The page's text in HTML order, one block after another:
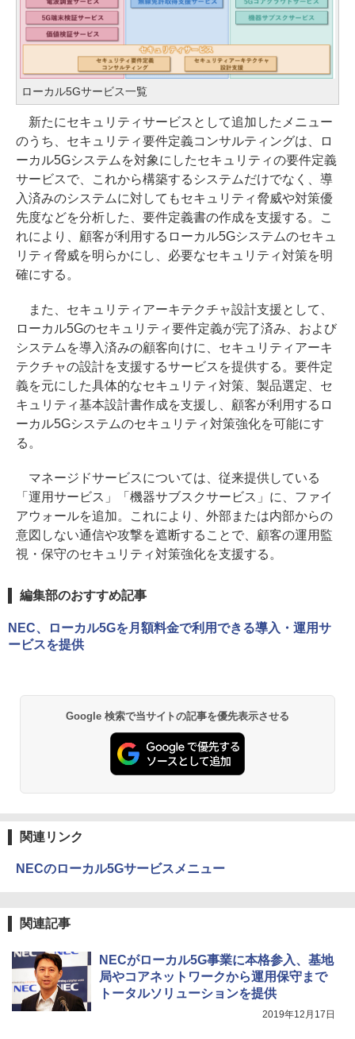
ローカル5Gサービス一覧
新たにセキュリティサービスとして追加したメニュー
のうち、セキュリティ要件定義コンサルティングは、ロ
ーカル5Gシステムを対象にしたセキュリティの要件定義
サービスで、これから構築するシステムだけでなく、導
入済みのシステムに対してもセキュリティ脅威や対策優
先度などを分析した、要件定義書の作成を支援する。こ
れにより、顧客が利用するローカル5Gシステムのセキュ
リティ脅威を明らかにし、必要なセキュリティ対策を明
確にする。
また、セキュリティアーキテクチャ設計支援として、
ローカル5Gのセキュリティ要件定義が完了済み、および
システムを導入済みの顧客向けに、セキュリティアーキ
テクチャの設計を支援するサービスを提供する。要件定
義を元にした具体的なセキュリティ対策、製品選定、セ
キュリティ基本設計書作成を支援し、顧客が利用するロ
ーカル5Gシステムのセキュリティ対策強化を可能にす
る。
マネージドサービスについては、従来提供している
「運用サービス」「機器サブスクサービス」に、ファイ
アウォールを追加。これにより、外部または内部からの
意図しない通信や攻撃を遮断することで、顧客の運用監
視・保守のセキュリティ対策強化を支援する。
編集部のおすすめ記事
NEC、ローカル5Gを月額料金で利用できる導入・運用サ
ービスを提供
Google 検索で当サイトの記事を優先表示させる
関連リンク
NECのローカル5Gサービスメニュー
関連記事
NECがローカル5G事業に本格参入、基地
局やコアネットワークから運用保守まで
トータルソリューションを提供
2019年12月17日